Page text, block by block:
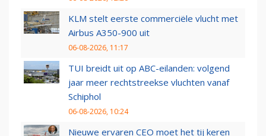
KLM stelt eerste commerciële vlucht met
Airbus A350-900 uit
06-08-2026, 11:17
TUI breidt uit op ABC-eilanden: volgend
jaar meer rechtstreekse vluchten vanaf
Schiphol
06-08-2026, 10:24
Nieuwe ervaren CEO moet het tij keren